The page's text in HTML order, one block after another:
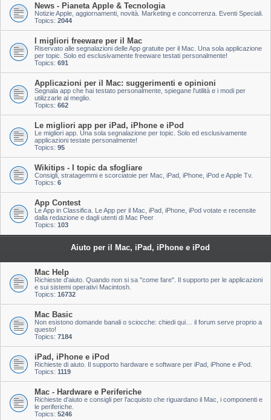
News - Pianeta Apple & Tecnologia
Notizie Apple, aggiornamenti, novità. Marketing e concorrenza. Eventi Speciali.
Topics: 2044
I migliori freeware per il Mac
Riservato alle segnalazioni delle App gratuite per il Mac. Una sola applicazione
per topic. Solo ed esclusivamente freeware testati personalmente!
Topics: 691
Applicazioni per il Mac: suggerimenti e opinioni
Segnala app che hai testato personalmente, spiegane l'utilità e i modi per
utilizzarle al meglio.
Topics: 662
Le migliori app per iPad, iPhone e iPod
Le migliori app. Una sola segnalazione per topic. Solo ed esclusivamente
applicazioni testate personalmente!
Topics: 95
Wikitips - I topic da sfogliare
Consigli, stratagemmi e scorciatoie per Mac, iPad, iPhone, iPod e Apple Tv.
Topics: 6
App Contest
Le App in Classifica. Le App per il Mac, iPad, iPhone, iPod votate e recensite
dalla redazione e dagli utenti di Mac Peer
Topics: 103
Aiuto per il Mac, iPad, iPhone e iPod
Mac Help
Richieste d'aiuto. Quando non si sa "come fare". Il supporto per le applicazioni
e sui sistemi operativi Macintosh.
Topics: 16732
Mac Basic
Non esistono domande banali o sciocche: chiedi qui… il forum serve proprio a
questo!
Topics: 7184
iPad, iPhone e iPod
Richieste di aiuto. Il supporto hardware e software per iPad, iPhone e iPod.
Topics: 1119
Mac - Hardware e Periferiche
Richieste d'aiuto e consigli per l'acquisto che riguardano il Mac, i componenti e
le periferiche.
Topics: 5246